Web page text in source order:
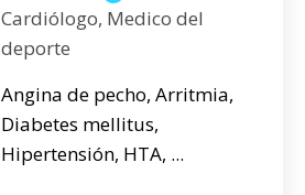
Cardiólogo, Medico del
deporte
Angina de pecho, Arritmia,
Diabetes mellitus,
Hipertensión, HTA, ...